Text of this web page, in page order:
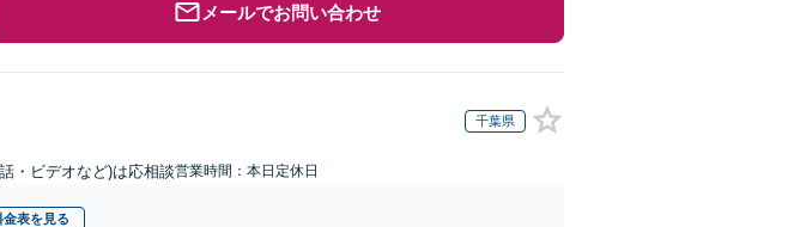
メールでお問い合わせ
千葉県
・ビデオなど)は応相談営業時間：本日定休日
金表を見る